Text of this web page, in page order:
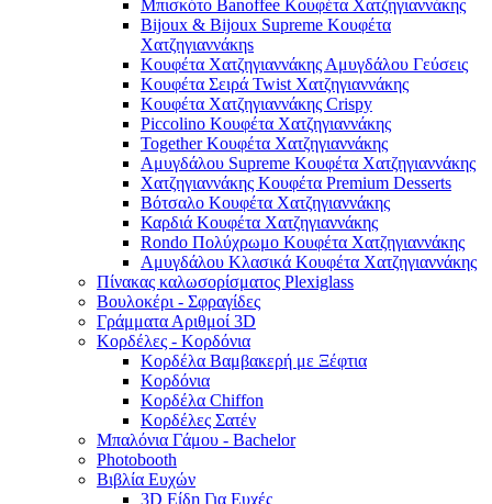
Μπισκότο Banoffee Κουφέτα Χατζηγιαννάκης
Bijoux & Bijoux Supreme Κουφέτα
Χατζηγιαννάκηs
Κουφέτα Χατζηγιαννάκης Αμυγδάλου Γεύσεις
Κουφέτα Σειρά Twist Χατζηγιαννάκης
Κουφέτα Χατζηγιαννάκης Crispy
Piccolino Κουφέτα Χατζηγιαννάκης
Together Κουφέτα Χατζηγιαννάκης
Αμυγδάλου Supreme Κουφέτα Χατζηγιαννάκης
Χατζηγιαννάκης Κουφέτα Premium Desserts
Βότσαλο Κουφέτα Χατζηγιαννάκης
Καρδιά Κουφέτα Χατζηγιαννάκης
Rondo Πολύχρωμο Κουφέτα Χατζηγιαννάκης
Αμυγδάλου Κλασικά Κουφέτα Χατζηγιαννάκης
Πίνακας καλωσορίσματος Plexiglass
Βουλοκέρι - Σφραγίδες
Γράμματα Αριθμοί 3D
Κορδέλες - Κορδόνια
Κορδέλα Βαμβακερή με Ξέφτια
Κορδόνια
Κορδέλα Chiffon
Κορδέλες Σατέν
Μπαλόνια Γάμου - Bachelor
Photobooth
Βιβλία Ευχών
3D Είδη Για Ευχές